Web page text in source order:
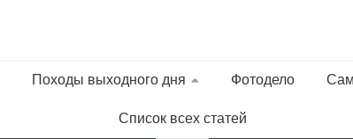
Походы выходного дня Фотодело
Список всех статей